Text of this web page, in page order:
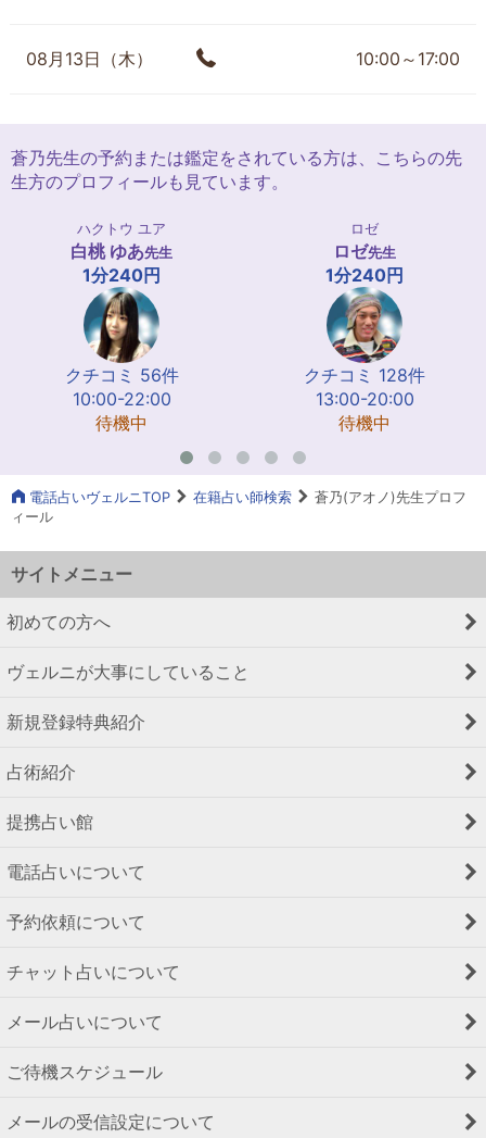
08月13日（木） 10:00～17:00
蒼乃先生の予約または鑑定をされている方は、こちらの先
生方のプロフィールも見ています。
ハクトウ ユア
白桃 ゆあ先生
1分240円
クチコミ 56件
10:00-22:00
待機中
ロゼ
ロゼ先生
1分240円
クチコミ 128件
13:00-20:00
待機中
電話占いヴェルニTOP 在籍占い師検索
蒼乃(アオノ)先生プロフ
ィール
サイトメニュー
初めての方へ
ヴェルニが大事にしていること
新規登録特典紹介
占術紹介
提携占い館
電話占いについて
予約依頼について
チャット占いについて
メール占いについて
ご待機スケジュール
メールの受信設定について